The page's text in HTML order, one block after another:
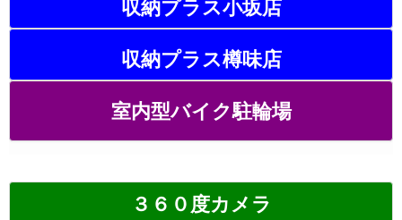
収納プラス小坂店
収納プラス樽味店
室内型バイク駐輪場
３６０度カメラ